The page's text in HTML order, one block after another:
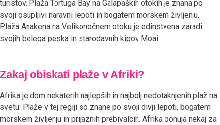
turistov. Plaža Tortuga Bay na Galapaških otokih je znana po
svoji osupljivi naravni lepoti in bogatem morskem življenju.
Plaža Anakena na Velikonočnem otoku je edinstvena zaradi
svojih belega peska in starodavnih kipov Moai.
Zakaj obiskati plaže v Afriki?
Afrika je dom nekaterih najlepših in najbolj nedotaknjenih plaž na
svetu. Plaže v tej regiji so znane po svoji divji lepoti, bogatem
morskem življenju in prijaznih prebivalcih. Afrika ponuja nekaj za